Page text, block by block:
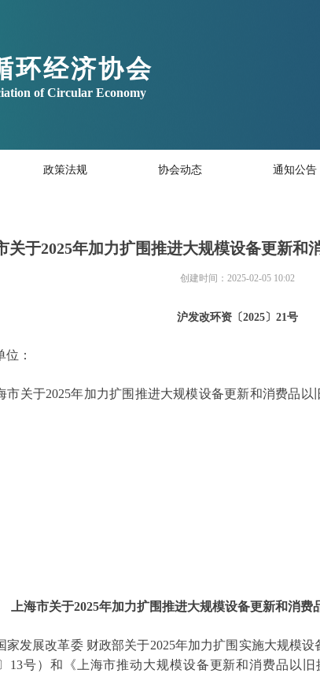
环经济协会
of Circular Economy
政策法规 协会动态 通知公告
关于2025年加力扩围推进大规模设备更新和
沪发改环资〔2025〕21号
：
于2025年加力扩围推进大规模设备更新和消费品以
上海市关于2025年加力扩围推进大规模设备更新和消
展改革委 财政部关于2025年加力扩围实施大规模设
13号）和《上海市推动大规模设备更新和消费品以
创建时间： 2025-02-05 10:02